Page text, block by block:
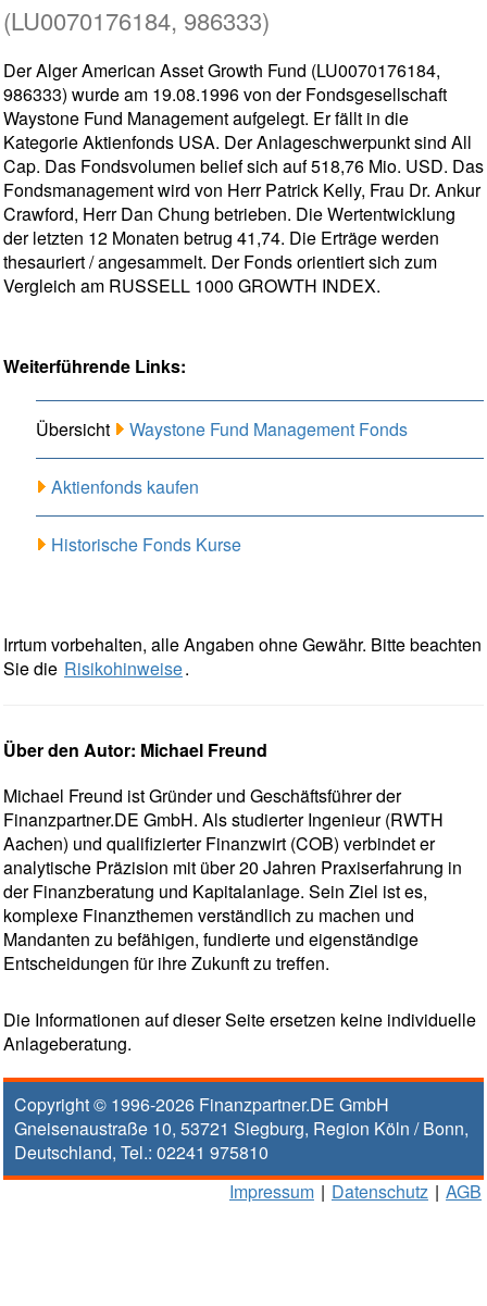
(LU0070176184, 986333)
Der Alger American Asset Growth Fund (LU0070176184,
986333) wurde am 19.08.1996 von der Fondsgesellschaft
Waystone Fund Management aufgelegt. Er fällt in die
Kategorie Aktienfonds USA. Der Anlageschwerpunkt sind All
Cap. Das Fondsvolumen belief sich auf 518,76 Mio. USD. Das
Fondsmanagement wird von Herr Patrick Kelly, Frau Dr. Ankur
Crawford, Herr Dan Chung betrieben. Die Wertentwicklung
der letzten 12 Monaten betrug 41,74. Die Erträge werden
thesauriert / angesammelt. Der Fonds orientiert sich zum
Vergleich am RUSSELL 1000 GROWTH INDEX.
Weiterführende Links:
Übersicht Waystone Fund Management Fonds
Aktienfonds kaufen
Historische Fonds Kurse
Irrtum vorbehalten, alle Angaben ohne Gewähr. Bitte beachten
Sie die Risikohinweise.
Über den Autor: Michael Freund
Michael Freund ist Gründer und Geschäftsführer der
Finanzpartner.DE GmbH. Als studierter Ingenieur (RWTH
Aachen) und qualifizierter Finanzwirt (COB) verbindet er
analytische Präzision mit über 20 Jahren Praxiserfahrung in
der Finanzberatung und Kapitalanlage. Sein Ziel ist es,
komplexe Finanzthemen verständlich zu machen und
Mandanten zu befähigen, fundierte und eigenständige
Entscheidungen für ihre Zukunft zu treffen.
Die Informationen auf dieser Seite ersetzen keine individuelle
Anlageberatung.
Copyright © 1996-2026 Finanzpartner.DE GmbH
Gneisenaustraße 10, 53721 Siegburg, Region Köln / Bonn,
Deutschland, Tel.: 02241 975810
Impressum | Datenschutz | AGB